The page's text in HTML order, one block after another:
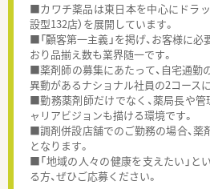
■カワチ薬品は東日本を中心にドラ
設型132店）を展開しています。
■「顧客第一主義」を掲げ、お客様に
おり品揃え数も業界随一です。
■薬剤師の募集にあたって、自宅通勤
異動があるナショナル社員の2コース
■勤務薬剤師だけでなく、薬局長や管
ャリアビジョンも描ける環境です。
■調剤併設店舗でのご勤務の場合、薬
となります。
■「地域の人々の健康を支えたい」と
る方、ぜひご応募ください。